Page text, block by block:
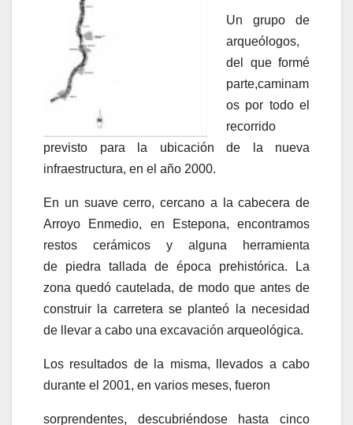
Un grupo de
arqueólogos,
del que formé
parte,caminam
os por todo el
recorrido
previsto para la ubicación de la nueva
infraestructura, en el año 2000.
En un suave cerro, cercano a la cabecera de
Arroyo Enmedio, en Estepona, encontramos
restos cerámicos y alguna herramienta
de piedra tallada de época prehistórica. La
zona quedó cautelada, de modo que antes de
construir la carretera se planteó la necesidad
de llevar a cabo una excavación arqueológica.
Los resultados de la misma, llevados a cabo
durante el 2001, en varios meses, fueron
sorprendentes, descubriéndose hasta cinco